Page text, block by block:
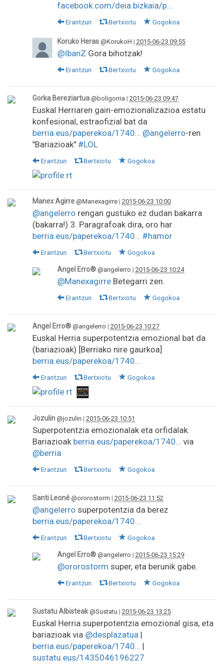
facebook.com/deia.bizkaia/p…
Erantzun Bertxiotu Gogokoa
Koruko Heras @KorukoH | 2015-06-23 09:55
@IbanZ Gora bihotzak!
Erantzun Bertxiotu Gogokoa
Gorka Bereziartua @boligorria | 2015-06-23 09:47
Euskal Herriaren gain-emozionalizazioa estatu
konfesional, estraofizial bat da
berria.eus/paperekoa/1740… @angelerro-ren
"Bariazioak" #LOL
Erantzun Bertxiotu Gogokoa
Manex Agirre @Manexagirre | 2015-06-23 10:00
@angelerro rengan gustuko ez dudan bakarra
(bakarra!) 3. Paragrafoak dira, oro har
berria.eus/paperekoa/1740… #hamor
Erantzun Bertxiotu Gogokoa
Angel Erro® @angelerro | 2015-06-23 10:24
@Manexagirre Betegarri zen.
Erantzun Bertxiotu Gogokoa
Angel Erro® @angelerro | 2015-06-23 10:27
Euskal Herria superpotentzia emozional bat da
(bariazioak) [Berriako nire gaurkoa]
berria.eus/paperekoa/1740…
Erantzun Bertxiotu Gogokoa
Jozulin @jozulin | 2015-06-23 10:51
Superpotentzia emozionalak eta orfidalak.
Bariazioak berria.eus/paperekoa/1740… via
@berria
Erantzun Bertxiotu Gogokoa
Santi Leoné @ororostorm | 2015-06-23 11:52
@angelerro superpotentzia da berez
berria.eus/paperekoa/1740…
Erantzun Bertxiotu Gogokoa
Angel Erro® @angelerro | 2015-06-23 15:29
@ororostorm super, eta berunik gabe.
Erantzun Bertxiotu Gogokoa
Sustatu Albisteak@Sustatu | 2015-06-23 13:25
Euskal Herria superpotentzia emozional gisa, eta
bariazioak via @desplazatua |
berria.eus/paperekoa/1740… |
sustatu.eus/1435046196227